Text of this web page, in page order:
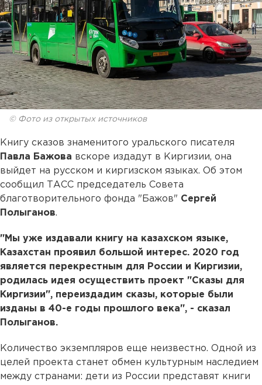
© Фото из открытых источников
Книгу сказов знаменитого уральского писателя
Павла Бажова вскоре издадут в Киргизии, она
выйдет на русском и киргизском языках. Об этом
сообщил ТАСС председатель Совета
благотворительного фонда "Бажов" Сергей
Полыганов.
"Мы уже издавали книгу на казахском языке,
Казахстан проявил большой интерес. 2020 год
является перекрестным для России и Киргизии,
родилась идея осуществить проект "Сказы для
Киргизии", переиздадим сказы, которые были
изданы в 40-е годы прошлого века", - сказал
Полыганов.
Количество экземпляров еще неизвестно. Одной из
целей проекта станет обмен культурным наследием
между странами: дети из России представят книги